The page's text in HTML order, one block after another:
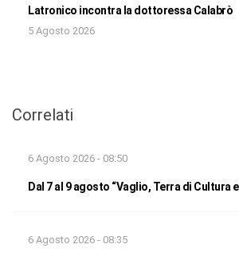
Latronico incontra la dottoressa Calabrò
5 Agosto 2026
Correlati
6 Agosto 2026 - 08:50
Dal 7 al 9 agosto “Vaglio, Terra di Cultura
6 Agosto 2026 - 08:35